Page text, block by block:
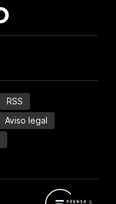
RSS
Aviso legal